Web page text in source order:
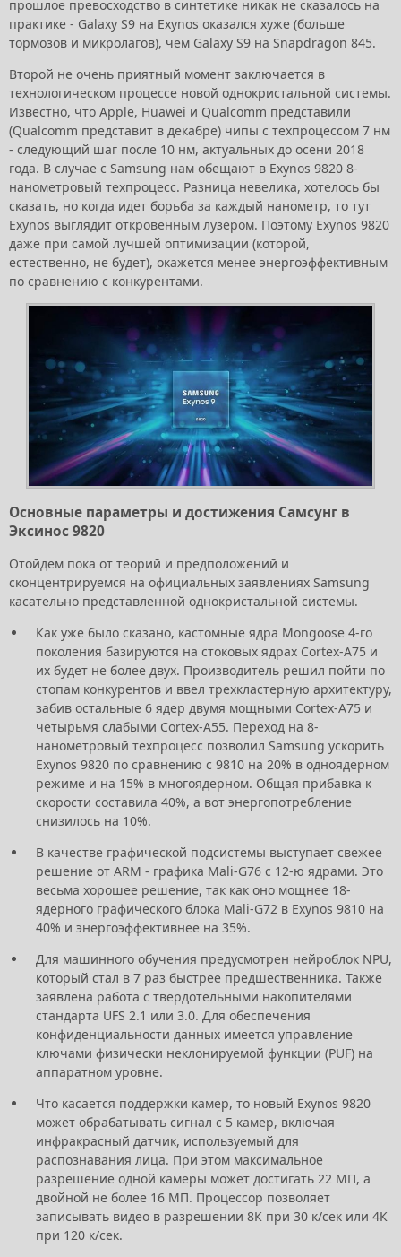
прошлое превосходство в синтетике никак не сказалось на
практике - Galaxy S9 на Exynos оказался хуже (больше
тормозов и микролагов), чем Galaxy S9 на Snapdragon 845.
Второй не очень приятный момент заключается в
технологическом процессе новой однокристальной системы.
Известно, что Apple, Huawei и Qualcomm представили
(Qualcomm представит в декабре) чипы с техпроцессом 7 нм
- следующий шаг после 10 нм, актуальных до осени 2018
года. В случае с Samsung нам обещают в Exynos 9820 8-
нанометровый техпроцесс. Разница невелика, хотелось бы
сказать, но когда идет борьба за каждый нанометр, то тут
Exynos выглядит откровенным лузером. Поэтому Exynos 9820
даже при самой лучшей оптимизации (которой,
естественно, не будет), окажется менее энергоэффективным
по сравнению с конкурентами.
Основные параметры и достижения Самсунг в
Эксинос 9820
Отойдем пока от теорий и предположений и
сконцентрируемся на официальных заявлениях Samsung
касательно представленной однокристальной системы.
Как уже было сказано, кастомные ядра Mongoose 4-го
поколения базируются на стоковых ядрах Cortex-A75 и
их будет не более двух. Производитель решил пойти по
стопам конкурентов и ввел трехкластерную архитектуру,
забив остальные 6 ядер двумя мощными Cortex-A75 и
четырьмя слабыми Cortex-A55. Переход на 8-
нанометровый техпроцесс позволил Samsung ускорить
Exynos 9820 по сравнению с 9810 на 20% в одноядерном
режиме и на 15% в многоядерном. Общая прибавка к
скорости составила 40%, а вот энергопотребление
снизилось на 10%.
В качестве графической подсистемы выступает свежее
решение от ARM - графика Mali-G76 с 12-ю ядрами. Это
весьма хорошее решение, так как оно мощнее 18-
ядерного графического блока Mali-G72 в Exynos 9810 на
40% и энергоэффективнее на 35%.
Для машинного обучения предусмотрен нейроблок NPU,
который стал в 7 раз быстрее предшественника. Также
заявлена работа с твердотельными накопителями
стандарта UFS 2.1 или 3.0. Для обеспечения
конфиденциальности данных имеется управление
ключами физически неклонируемой функции (PUF) на
аппаратном уровне.
Что касается поддержки камер, то новый Exynos 9820
может обрабатывать сигнал с 5 камер, включая
инфракрасный датчик, используемый для
распознавания лица. При этом максимальное
разрешение одной камеры может достигать 22 МП, а
двойной не более 16 МП. Процессор позволяет
записывать видео в разрешении 8К при 30 к/сек или 4К
при 120 к/сек.